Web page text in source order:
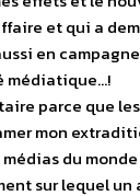
et qui a
en
médiatique…!
parce que
mon
du
sur lequel un